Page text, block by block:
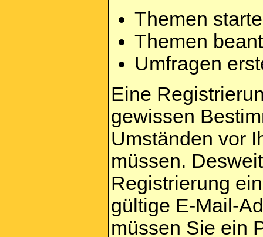
Themen
Themen
Umfragen
Eine
gewissen
Umständen vor
müssen.
Registrierung
gültige E-Mail-
müssen Sie ein